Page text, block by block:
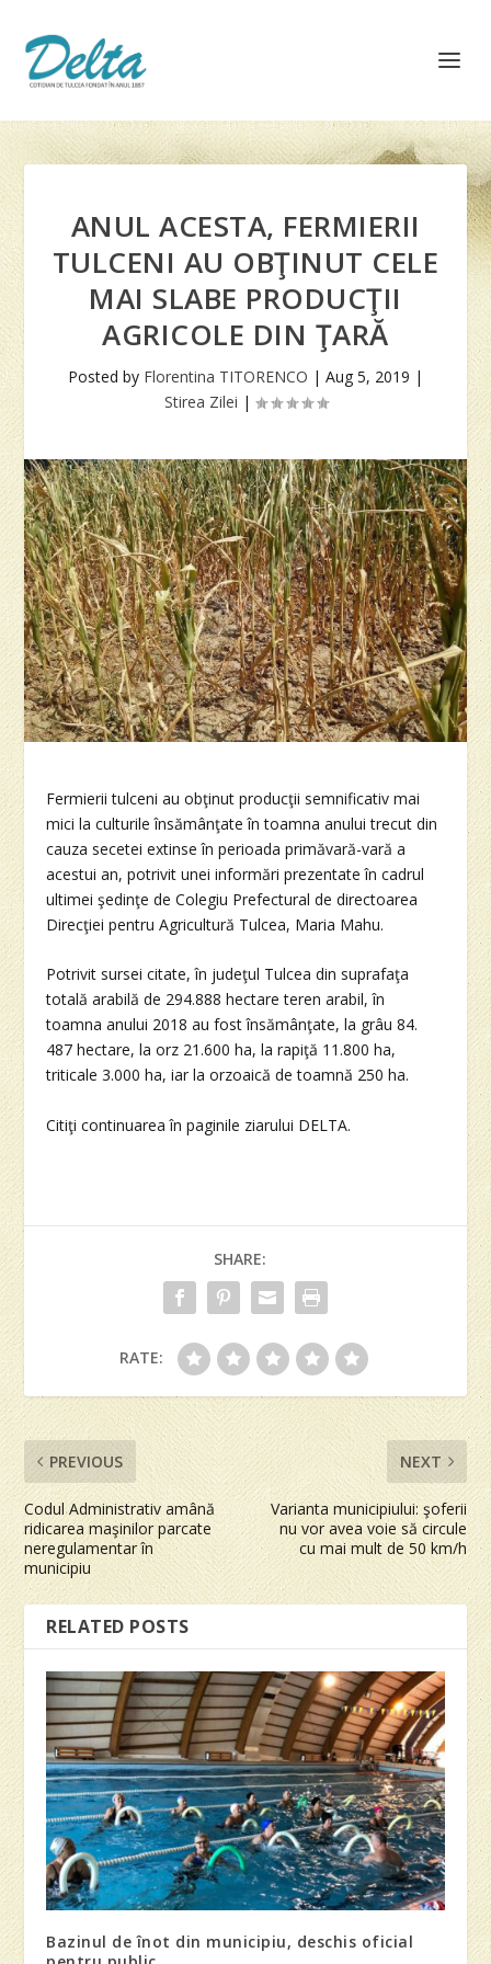
ANUL ACESTA, FERMIERII
TULCENI AU OBŢINUT CELE
MAI SLABE PRODUCŢII
AGRICOLE DIN ŢARĂ
Posted by Florentina TITORENCO | Aug 5, 2019 |
Stirea Zilei |
Fermierii tulceni au obţinut producţii semnificativ mai
mici la culturile însămânţate în toamna anului trecut din
cauza secetei extinse în perioada primăvară-vară a
acestui an, potrivit unei informări prezentate în cadrul
ultimei şedinţe de Colegiu Prefectural de directoarea
Direcţiei pentru Agricultură Tulcea, Maria Mahu.
Potrivit sursei citate, în judeţul Tulcea din suprafaţa
totală arabilă de 294.888 hectare teren arabil, în
toamna anului 2018 au fost însămânţate, la grâu 84.
487 hectare, la orz 21.600 ha, la rapiţă 11.800 ha,
triticale 3.000 ha, iar la orzoaică de toamnă 250 ha.
Citiţi continuarea în paginile ziarului DELTA.
SHARE:
RATE:
PREVIOUS
Codul Administrativ amână
ridicarea maşinilor parcate
neregulamentar în
municipiu
NEXT
Varianta municipiului: şoferii
nu vor avea voie să circule
cu mai mult de 50 km/h
RELATED POSTS
Bazinul de înot din municipiu, deschis oficial